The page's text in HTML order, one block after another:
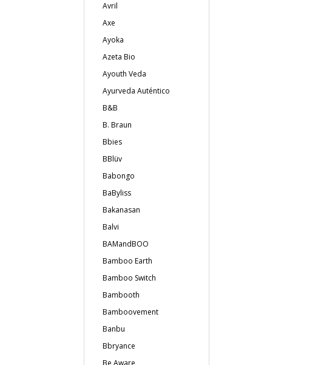
Avril
Axe
Ayoka
Azeta Bio
Ayouth Veda
Ayurveda Auténtico
B&B
B. Braun
Bbies
BBlüv
Babongo
BaByliss
Bakanasan
Balvi
BAMandBOO
Bamboo Earth
Bamboo Switch
Bambooth
Bamboovement
Banbu
Bbryance
Be Aware